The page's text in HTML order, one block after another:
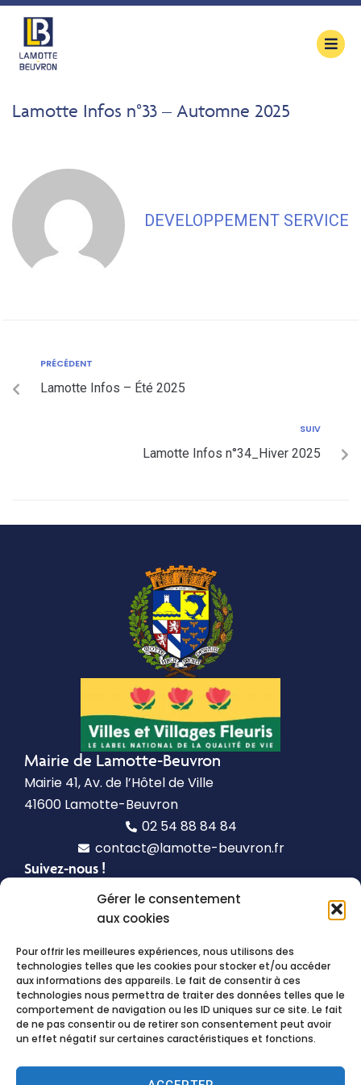
Gérer le consentement
aux cookies
Pour offrir les meilleures expériences, nous utilisons des
technologies telles que les cookies pour stocker et/ou accéder
aux informations des appareils. Le fait de consentir à ces
technologies nous permettra de traiter des données telles que le
comportement de navigation ou les ID uniques sur ce site. Le fait
de ne pas consentir ou de retirer son consentement peut avoir
un effet négatif sur certaines caractéristiques et fonctions.
principal
Lamotte Infos n°33 – Automne 2025
DEVELOPPEMENT SERVICE
PRÉCÉDENT
Lamotte Infos – Été 2025
SUIV
Lamotte Infos n°34_Hiver 2025
Mairie de Lamotte-Beuvron
Mairie 41, Av. de l’Hôtel de Ville
41600 Lamotte-Beuvron
02 54 88 84 84
contact@lamotte-beuvron.fr
Suivez-nous !
Horaires d’ouverture
et de 13h30 à 17h30
Le jeudide 9h à 12h
Le samedide 9h30 à 12h